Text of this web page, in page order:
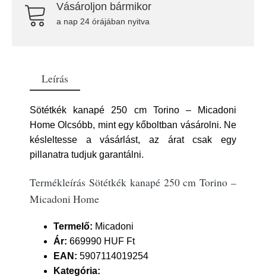
Vásároljon bármikor
a nap 24 órájában nyitva
Leírás
Sötétkék kanapé 250 cm Torino – Micadoni
Home Olcsóbb, mint egy kőboltban vásárolni. Ne
késleltesse a vásárlást, az árat csak egy
pillanatra tudjuk garantálni.
Termékleírás Sötétkék kanapé 250 cm Torino –
Micadoni Home
Termelő: Micadoni
Ár: 669990 HUF Ft
EAN: 5907114019254
Kategória: